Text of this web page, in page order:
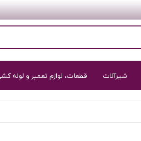
شیرآلات قطعات، لوازم تعمیر و لوله